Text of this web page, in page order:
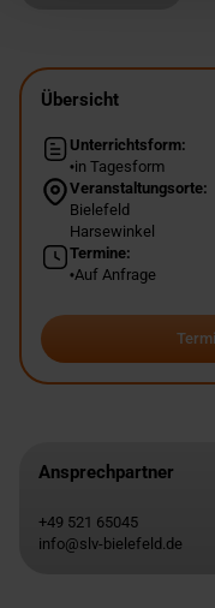
Übersicht
Unterrichtsform:
in Tagesform
Veranstaltungsorte:
Bielefeld
Harsewinkel
Termine:
Auf Anfrage
Ansprechpartner
+49 521 65045
info@slv-bielefeld.de